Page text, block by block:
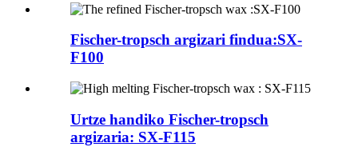
Fischer-tropsch argizari findua:SX-
F100
Urtze handiko Fischer-tropsch
argizaria: SX-F115